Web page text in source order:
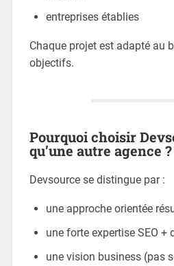
entreprises établies
Chaque projet est adapté au
objectifs.
Pourquoi choisir
qu’une autre agence ?
Devsource se distingue par :
une approche orientée
une forte expertise SEO +
une vision business (pas